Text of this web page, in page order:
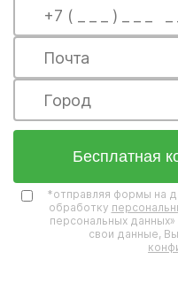
Бесплатная
*отправляя формы на
обработку
персональных
свои данные,